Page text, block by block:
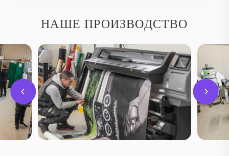
НАШЕ ПРОИЗВОДСТВО